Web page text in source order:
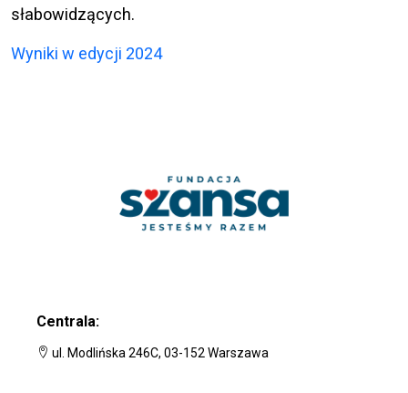
słabowidzących.
Wyniki w edycji 2024
Centrala:
ul. Modlińska 246C, 03-152 Warszawa